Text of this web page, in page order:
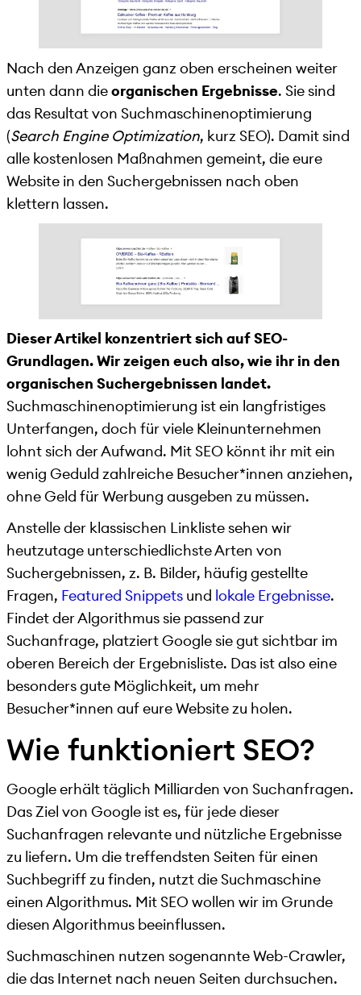
Nach den Anzeigen ganz oben erscheinen weiter
unten dann dieorganischen Ergebnisse. Sie sind
das Resultat von Suchmaschinenoptimierung
(Search Engine Optimization, kurz SEO). Damit sind
alle kostenlosen Maßnahmen gemeint, die eure
Website in den Suchergebnissen nach oben
klettern lassen.
Dieser Artikel konzentriert sich auf SEO-
Grundlagen. Wir zeigen euch also, wie ihr in den
organischen Suchergebnissen landet.
Suchmaschinenoptimierung ist ein langfristiges
Unterfangen, doch für viele Kleinunternehmen
lohnt sich der Aufwand. Mit SEO könnt ihr mit ein
wenig Geduld zahlreiche Besucher*innen anziehen,
ohne Geld für Werbung ausgeben zu müssen.
Anstelle der klassischen Linkliste sehen wir
heutzutage unterschiedlichste Arten von
Suchergebnissen, z. B. Bilder, häufig gestellte
Fragen, Featured Snippets und lokale Ergebnisse.
Findet der Algorithmus sie passend zur
Suchanfrage, platziert Google sie gut sichtbar im
oberen Bereich der Ergebnisliste. Das ist also eine
besonders gute Möglichkeit, um mehr
Besucher*innen auf eure Website zu holen.
Wie funktioniert SEO?
Google erhält täglich Milliarden von Suchanfragen.
Das Ziel von Google ist es, für jede dieser
Suchanfragen relevante und nützliche Ergebnisse
zu liefern. Um die treffendsten Seiten für einen
Suchbegriff zu finden, nutzt die Suchmaschine
einen Algorithmus. Mit SEO wollen wir im Grunde
diesen Algorithmus beeinflussen.
Suchmaschinen nutzen sogenannte Web-Crawler,
die das Internet nach neuen Seiten durchsuchen.